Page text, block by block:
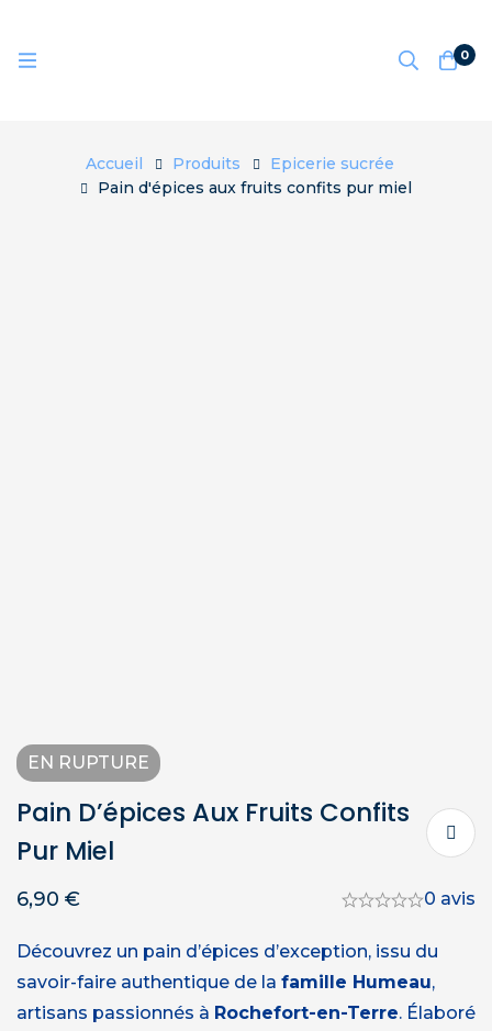
0
Accueil Produits
Epicerie sucrée
Pain d'épices aux fruits confits pur miel
EN RUPTURE
Pain D’épices Aux Fruits Confits
Pur Miel
6,90 € 0 avis
Découvrez un pain d’épices d’exception, issu du
savoir-faire authentique de la famille Humeau,
artisans passionnés à Rochefort-en-Terre. Élaboré